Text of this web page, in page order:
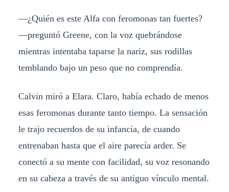
—¿Quién es este Alfa con feromonas tan fuertes?
—preguntó Greene, con la voz quebrándose
mientras intentaba taparse la nariz, sus rodillas
temblando bajo un peso que no comprendía.
Calvin miró a Elara. Claro, había echado de menos
esas feromonas durante tanto tiempo. La sensación
le trajo recuerdos de su infancia, de cuando
entrenaban hasta que el aire parecía arder. Se
conectó a su mente con facilidad, su voz resonando
en su cabeza a través de su antiguo vínculo mental.